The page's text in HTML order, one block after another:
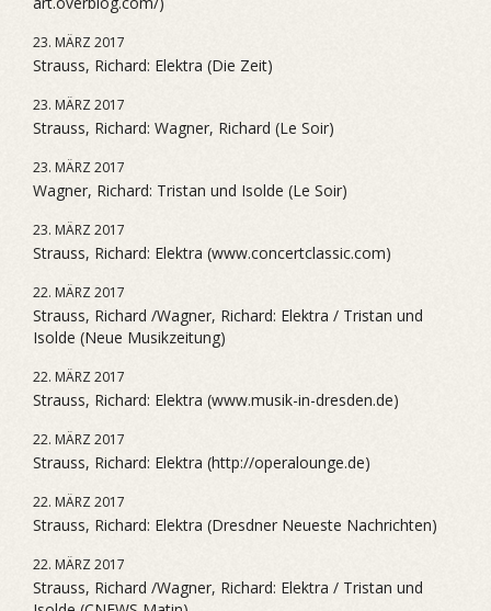
23. MÄRZ 2017
Strauss, Richard: Elektra (Die Zeit)
23. MÄRZ 2017
Strauss, Richard: Wagner, Richard (Le Soir)
23. MÄRZ 2017
Wagner, Richard: Tristan und Isolde (Le Soir)
23. MÄRZ 2017
Strauss, Richard: Elektra (www.concertclassic.com)
22. MÄRZ 2017
Strauss, Richard /Wagner, Richard: Elektra / Tristan und
Isolde (Neue Musikzeitung)
22. MÄRZ 2017
Strauss, Richard: Elektra (www.musik-in-dresden.de)
22. MÄRZ 2017
Strauss, Richard: Elektra (http://operalounge.de)
22. MÄRZ 2017
Strauss, Richard: Elektra (Dresdner Neueste Nachrichten)
22. MÄRZ 2017
Strauss, Richard /Wagner, Richard: Elektra / Tristan und